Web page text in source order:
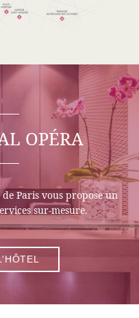
OPÉRA
Paris vous propose un
sur-mesure.